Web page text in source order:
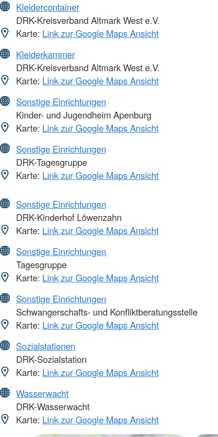
Kleidercontainer
DRK-Kreisverband Altmark West e.V.
Karte: Link zur Google Maps Ansicht
Kleiderkammer
DRK-Kreisverband Altmark West e.V.
Karte: Link zur Google Maps Ansicht
Sonstige Einrichtungen
Kinder- und Jugendheim Apenburg
Karte: Link zur Google Maps Ansicht
Sonstige Einrichtungen
DRK-Tagesgruppe
Karte: Link zur Google Maps Ansicht
Sonstige Einrichtungen
DRK-Kinderhof Löwenzahn
Karte: Link zur Google Maps Ansicht
Sonstige Einrichtungen
Tagesgruppe
Karte: Link zur Google Maps Ansicht
Sonstige Einrichtungen
Schwangerschafts- und Konfliktberatungsstelle
Karte: Link zur Google Maps Ansicht
Sozialstationen
DRK-Sozialstation
Karte: Link zur Google Maps Ansicht
Wasserwacht
DRK-Wasserwacht
Karte: Link zur Google Maps Ansicht